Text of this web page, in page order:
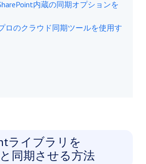
内蔵の同期オプションを
ロのクラウド同期ツールを使用す
ライブラリを
同期させる方法